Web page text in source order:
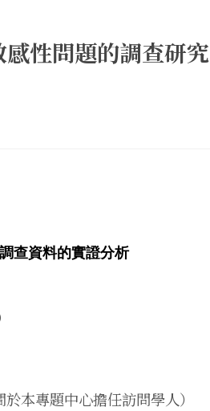
性問題的調查研究
查資料的實證分析
本專題中心擔任訪問學人）